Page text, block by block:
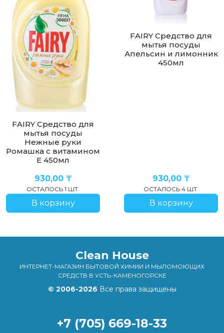
FAIRY Средство для
мытья посуды
Нежные руки
Ромашка с витамином
Е 450мл
930,00 ₸
ОСТАЛОСЬ 1 ШТ.
В корзину
FAIRY Средство для
мытья посуды
Апельсин и лимонник
450мл
930,00 ₸
ОСТАЛОСЬ 4 ШТ.
В корзину
Clean House
ИНТЕРНЕТ-МАГАЗИН БЫТОВОЙ ХИМИИ И МЫЛОМОЮЩИХ
СРЕДСТВ В УСТЬ-КАМЕНОГОРСКЕ
© 2006-2026 Все права защищены
+7 (705) 669-18-33